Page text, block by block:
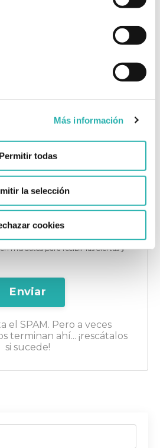
Más información
Permitir todas
la selección
cookies
mis datos para recibir las ofertas y
Enviar
el SPAM. Pero a veces
terminan ahí... ¡rescátalos
si sucede!